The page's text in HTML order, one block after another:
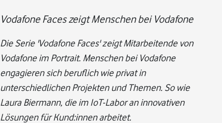
Vodafone Faces zeigt Menschen bei Vodafone
Die Serie 'Vodafone Faces' zeigt Mitarbeitende von
Vodafone im Portrait. Menschen bei Vodafone
engagieren sich beruflich wie privat in
unterschiedlichen Projekten und Themen. So wie
Laura Biermann, die im IoT-Labor an innovativen
Lösungen für Kund:innen arbeitet.